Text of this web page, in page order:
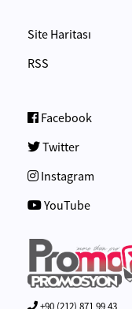
Site Haritası
RSS
Facebook
Twitter
Instagram
YouTube